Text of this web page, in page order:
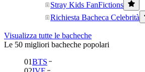
Stray Kids FanFictions
Richiesta Bacheca Celebrità
Visualizza tutte le bacheche
Le 50 migliori bacheche popolari
01BTS